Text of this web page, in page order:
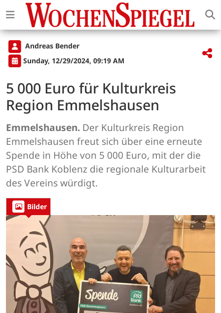
Andreas Bender
Sunday, 12/29/2024, 09:19 AM
5 000 Euro für Kulturkreis
Region Emmelshausen
Emmelshausen. Der Kulturkreis Region
Emmelshausen freut sich über eine erneute
Spende in Höhe von 5 000 Euro, mit der die
PSD Bank Koblenz die regionale Kulturarbeit
des Vereins würdigt.
Bilder